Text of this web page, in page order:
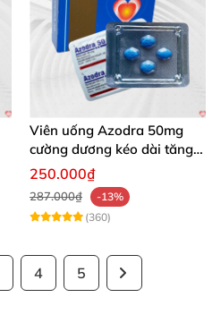
Viên uống Azodra 50mg
cường dương kéo dài tăng
sinh lý nam
250.000₫
287.000₫
-13%
(360)
4 5